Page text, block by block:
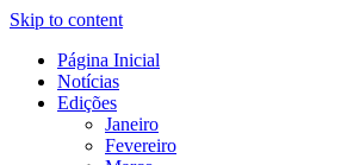
Skip to content
É Ribatejo –
Revista Social Online
Página Inicial
Notícias
Edições
Janeiro
Fevereiro